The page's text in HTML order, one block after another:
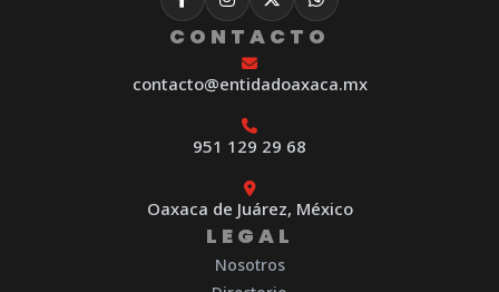
CONTACTO
contacto@entidadoaxaca.mx
951 129 29 68
Oaxaca de Juárez, México
LEGAL
Nosotros